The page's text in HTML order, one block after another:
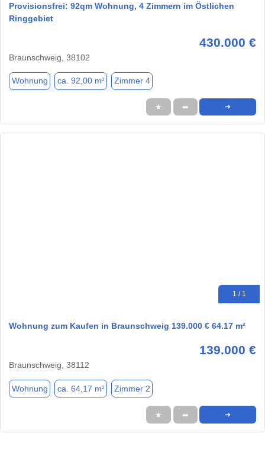
Provisionsfrei: 92qm Wohnung, 4 Zimmern im Östlichen
Ringgebiet
430.000 €
Braunschweig, 38102
Wohnung ca. 92,00 m² Zimmer 4
★ ➦ ➜
1 / 1
Wohnung zum Kaufen in Braunschweig 139.000 € 64.17 m²
139.000 €
Braunschweig, 38112
Wohnung ca. 64,17 m² Zimmer 2
★ ➦ ➜